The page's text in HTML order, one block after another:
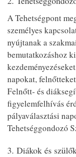
A Tehetségpont
személyes
nyújtanak a
bemutatkozáshoz
napokat,
Felnőtt- és
figyelemfelhívás
pályaválasztási
Tehetséggondozó
3. Diákok és